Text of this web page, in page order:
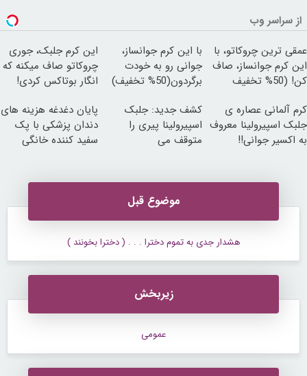
از سراسر وب
عمقی ترین چروکاتو، با
این کرم جوانساز، صاف
کن! (50% تخفیف
با این کرم جوانساز،
جوانی رو به خودت
برگردون(50% تخفیف)
این کرم جلبک، جوری
چروکاتو صاف میکنه که
انگار بوتاکس کردی!
کرم آلمانی عصاره ی
جلبک اسپیرولینا معروف
به اکسیر جوانی!!
کشف جدید: جلبک
اسپیرولینا پیری را
متوقف می
پایان دغدغه هزینه های
دندان پزشکی با پک
سفید کننده خانگی
موضوع قبل
هشدار جدی به تموم دخترا . . . ( دخترا بخونند )
زیربخش
عمومی